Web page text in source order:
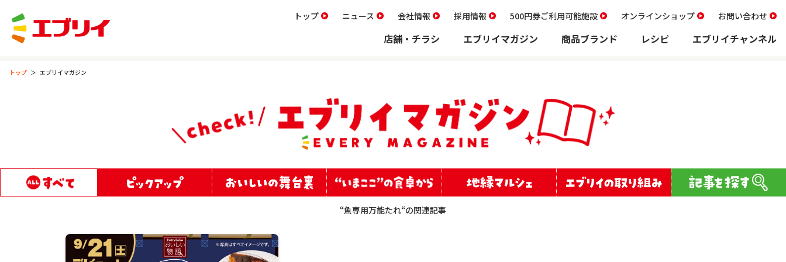
トップ ニュース 会社情報 採用情報 500円券ご利用可能施設 オンラインショップ お問い合わせ
店舗・チラシ エブリイマガジン 商品ブランド レシピ エブリイチャンネル
トップ エブリイマガジン
“魚専用万能たれ“の関連記事